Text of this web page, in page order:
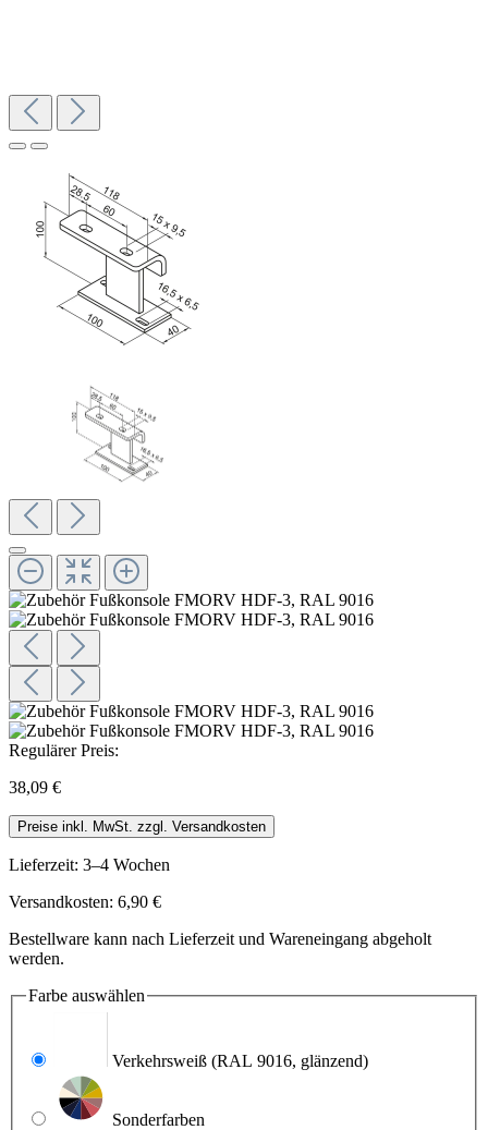
Regulärer Preis:
38,09 €
Preise inkl. MwSt. zzgl. Versandkosten
Lieferzeit: 3–4 Wochen
Versandkosten: 6,90 €
Bestellware kann nach Lieferzeit und Wareneingang abgeholt
werden.
Farbe auswählen
Verkehrsweiß (RAL 9016, glänzend)
Sonderfarben